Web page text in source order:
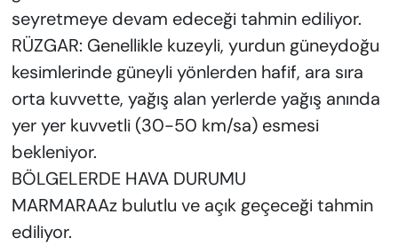
seyretmeye devam edeceği tahmin ediliyor.
RÜZGAR: Genellikle kuzeyli, yurdun güneydoğu
kesimlerinde güneyli yönlerden hafif, ara sıra
orta kuvvette, yağış alan yerlerde yağış anında
yer yer kuvvetli (30-50 km/sa) esmesi
bekleniyor.
BÖLGELERDE HAVA DURUMU
MARMARAAz bulutlu ve açık geçeceği tahmin
ediliyor.